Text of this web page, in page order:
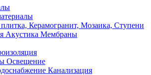
Керамогранит, Мозаика, Ступени
Акустика Мембраны
Освещение
Канализация